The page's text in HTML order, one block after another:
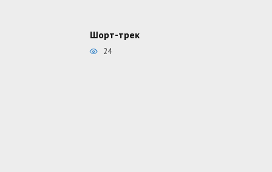
Шорт-трек
24